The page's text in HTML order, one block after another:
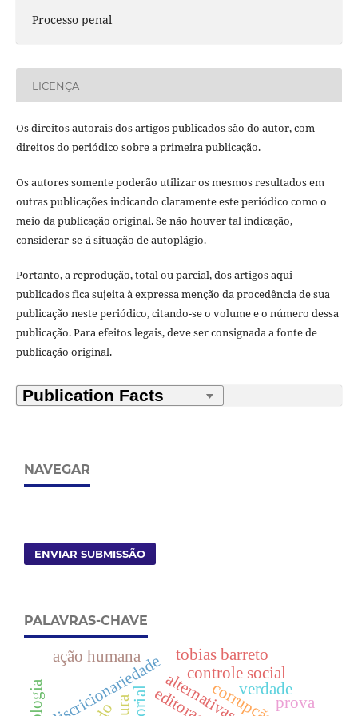
Processo penal
LICENÇA
Os direitos autorais dos artigos publicados são do autor, com
direitos do periódico sobre a primeira publicação.
Os autores somente poderão utilizar os mesmos resultados em
outras publicações indicando claramente este periódico como o
meio da publicação original. Se não houver tal indicação,
considerar-se-á situação de autoplágio.
Portanto, a reprodução, total ou parcial, dos artigos aqui
publicados fica sujeita à expressa menção da procedência de sua
publicação neste periódico, citando-se o volume e o número dessa
publicação. Para efeitos legais, deve ser consignada a fonte de
publicação original.
NAVEGAR
ENVIAR SUBMISSÃO
PALAVRAS-CHAVE
discricionariedade controle social
corrupção
verdade
prova
tobias barreto
ação humana